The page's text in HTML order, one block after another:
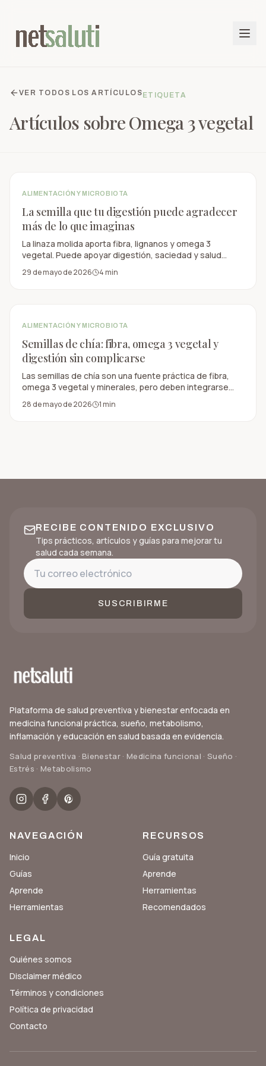
VER TODOS LOS ARTÍCULOS ETIQUETA
Artículos sobreOmega 3 vegetal
ALIMENTACIÓN Y MICROBIOTA
La semilla que tu digestión puede agradecer
más de lo que imaginas
La linaza molida aporta fibra, lignanos y omega 3
vegetal. Puede apoyar digestión, saciedad y salud
metabólica dentro de una alimentación equilibrada.
29 de mayo de 2026 4min
ALIMENTACIÓN Y MICROBIOTA
Semillas de chía: fibra, omega 3 vegetal y
digestión sin complicarse
Las semillas de chía son una fuente práctica de fibra,
omega 3 vegetal y minerales, pero deben integrarse
con criterio, hidratación y tolerancia digestiva.
28 de mayo de 2026 1min
RECIBE CONTENIDO EXCLUSIVO
Tips prácticos, artículos y guías para mejorar tu
salud cada semana.
SUSCRIBIRME
Plataforma de salud preventiva y bienestar enfocada en
medicina funcional práctica, sueño, metabolismo,
inflamación y educación en salud basada en evidencia.
Salud preventiva · Bienestar · Medicina funcional · Sueño ·
Estrés · Metabolismo
NAVEGACIÓN
Inicio
Guías
Aprende
Herramientas
RECURSOS
Guía gratuita
Aprende
Herramientas
Recomendados
LEGAL
Quiénes somos
Disclaimer médico
Términos y condiciones
Política de privacidad
Contacto